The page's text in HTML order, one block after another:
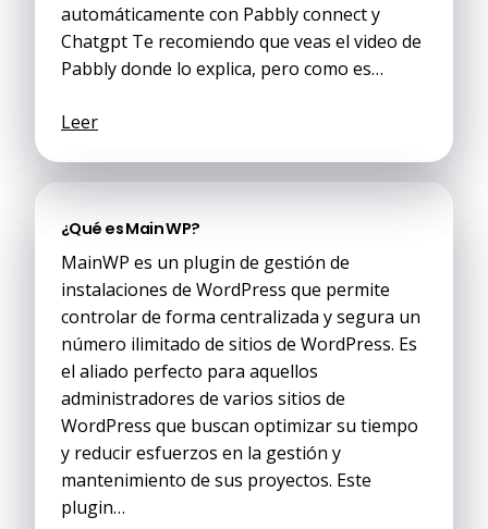
automáticamente con Pabbly connect y
Chatgpt Te recomiendo que veas el video de
Pabbly donde lo explica, pero como es…
Leer
¿Qué es Main WP?
MainWP es un plugin de gestión de
instalaciones de WordPress que permite
controlar de forma centralizada y segura un
número ilimitado de sitios de WordPress. Es
el aliado perfecto para aquellos
administradores de varios sitios de
WordPress que buscan optimizar su tiempo
y reducir esfuerzos en la gestión y
mantenimiento de sus proyectos. Este
plugin…